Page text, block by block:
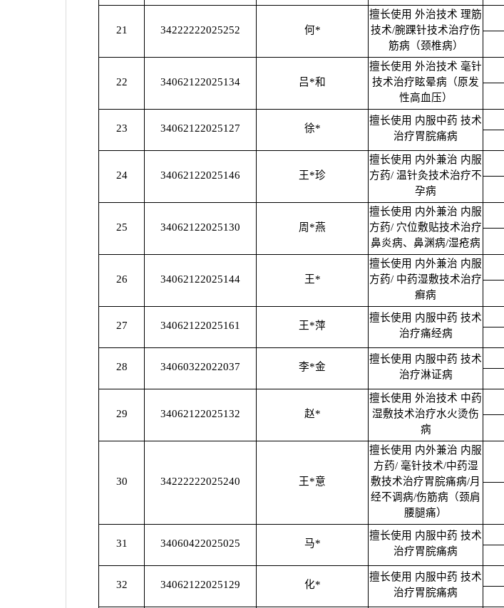
21 34222222025252 何*
擅长使用 外治技术 理筋
技术/腕踝针技术治疗伤
筋病（颈椎病）
22 34062122025134 吕*和
擅长使用 外治技术 毫针
技术治疗眩晕病（原发
性高血压）
23 34062122025127 徐*
擅长使用 内服中药 技术
治疗胃脘痛病
24 34062122025146 王*珍
擅长使用 内外兼治 内服
方药/ 温针灸技术治疗不
孕病
25 34062122025130 周*燕
擅长使用 内外兼治 内服
方药/ 穴位敷贴技术治疗
鼻炎病、鼻渊病/湿疮病
26 34062122025144 王*
擅长使用 内外兼治 内服
方药/ 中药湿敷技术治疗
癣病
27 34062122025161 王*萍
擅长使用 内服中药 技术
治疗痛经病
28 34060322022037 李*金
擅长使用 内服中药 技术
治疗淋证病
29 34062122025132 赵*
擅长使用 外治技术 中药
湿敷技术治疗水火烫伤
病
30 34222222025240 王*意
擅长使用 内外兼治 内服
方药/ 毫针技术/中药湿
敷技术治疗胃脘痛病/月
经不调病/伤筋病（颈肩
腰腿痛）
31 34060422025025 马*
擅长使用 内服中药 技术
治疗胃脘痛病
32 34062122025129 化*
擅长使用 内服中药 技术
治疗胃脘痛病